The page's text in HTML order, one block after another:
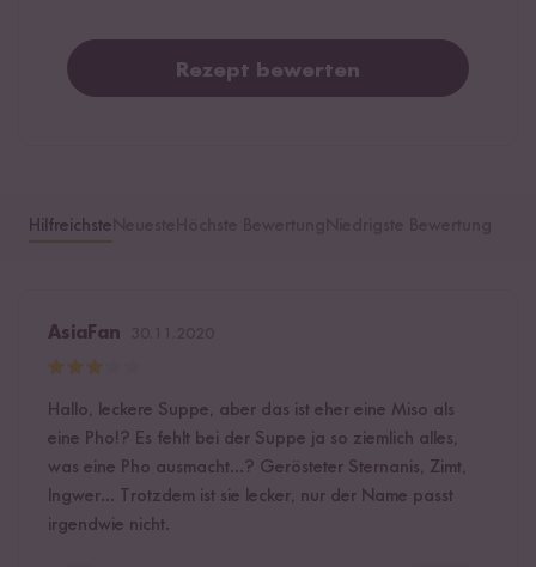
Rezept bewerten
Hilfreichste
AsiaFan
Hallo, leckere Suppe, aber das ist eher eine Miso als
eine Pho!? Es fehlt bei der Suppe ja so ziemlich alles,
was eine Pho ausmacht...? Gerösteter Sternanis, Zimt,
Ingwer... Trotzdem ist sie lecker, nur der Name passt
irgendwie nicht.